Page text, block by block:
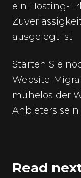
ein Hosting-
ausgelegt ist.
Starten Sie
Website-
mühelos der
Anbieters sein
Read